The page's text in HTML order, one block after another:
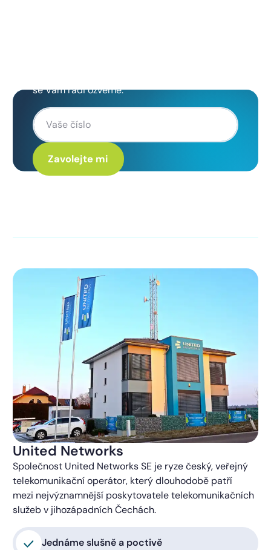
se Vám rádi ozveme.
United Networks
Společnost United Networks SE je ryze český, veřejný
telekomunikační operátor, který dlouhodobě patří
mezi nejvýznamnější poskytovatele telekomunikačních
služeb v jihozápadních Čechách.
Jednáme slušně a poctivě